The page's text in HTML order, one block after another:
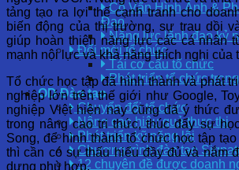
Cố Vấn Hình Ảnh &
Đạo
Năng lực lãnh đạo kỷ
Đổi mới tổ chức
Tái cơ cấu tổ chức
Phát triển tổ chức
OD Đào tạo
Chuyển đổi tổ chức
Nâng cao hiệu quả thực thi
Phát triển kỹ năng lõi
Chương trình đào tạo
12 chuyên đề được doanh
tảng tạo ra lợi thế cạnh tranh cho
biến động của thị trường, sự trau dồi
giúp hoàn thiện năng lực các cá nhân
mạnh nội lực và khả năng thích nghi của
Tổ chức học tập đã hình thành và phát
nghiệp lớn trên thế giới như Google,
nghiệp Việt hiện nay cũng đã ý thức
trong nâng cao tri thức, thúc đẩy sự
Song, để hình thành tổ chức học tập
thì cần có sự thấu hiểu đầy đủ và nắm
dựng phù hợp.